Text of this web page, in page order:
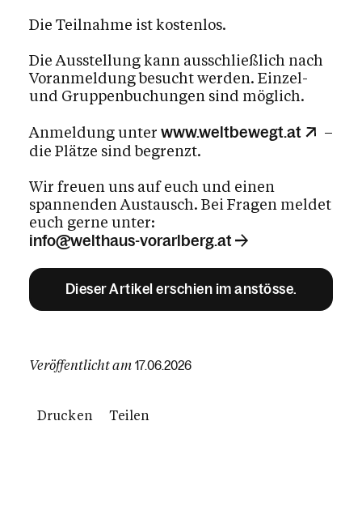
Die Teilnahme ist kostenlos.
Die Ausstellung kann ausschließlich nach
Voranmeldung besucht werden. Einzel-
und Gruppenbuchungen sind möglich.
Anmeldung unter www.weltbewegt.at
–
die Plätze sind begrenzt.
Wir freuen uns auf euch und einen
spannenden Austausch. Bei Fragen meldet
euch gerne unter:
info@welthaus-vorarlberg.at
Dieser Artikel erschien im anstösse.
Veröffentlicht am 17.06.2026
Drucken Teilen